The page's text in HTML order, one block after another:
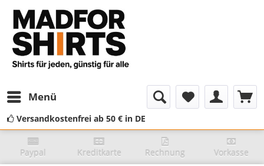
Menü
Versandkostenfrei ab 50 € in DE
Paypal Kreditkarte Rechnung Vorkasse